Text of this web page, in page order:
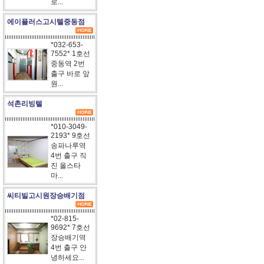
로...
에이플러스고시텔중동점
*032-653-
7552* 1호선
중동역 2번
출구 바로 앞
원...
석촌리빙텔
*010-3049-
2193* 9호선
송파나루역
4번 출구 직
진 올스타
마...
씨티빌고시원장승배기점
*02-815-
9692* 7호선
장승배기역
4번 출구 안
녕하세요...